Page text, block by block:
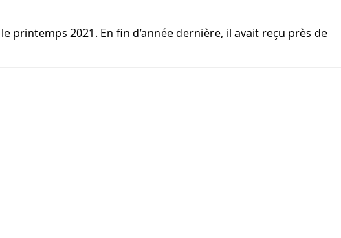
printemps 2021. En fin d’année dernière, il avait reçu près de